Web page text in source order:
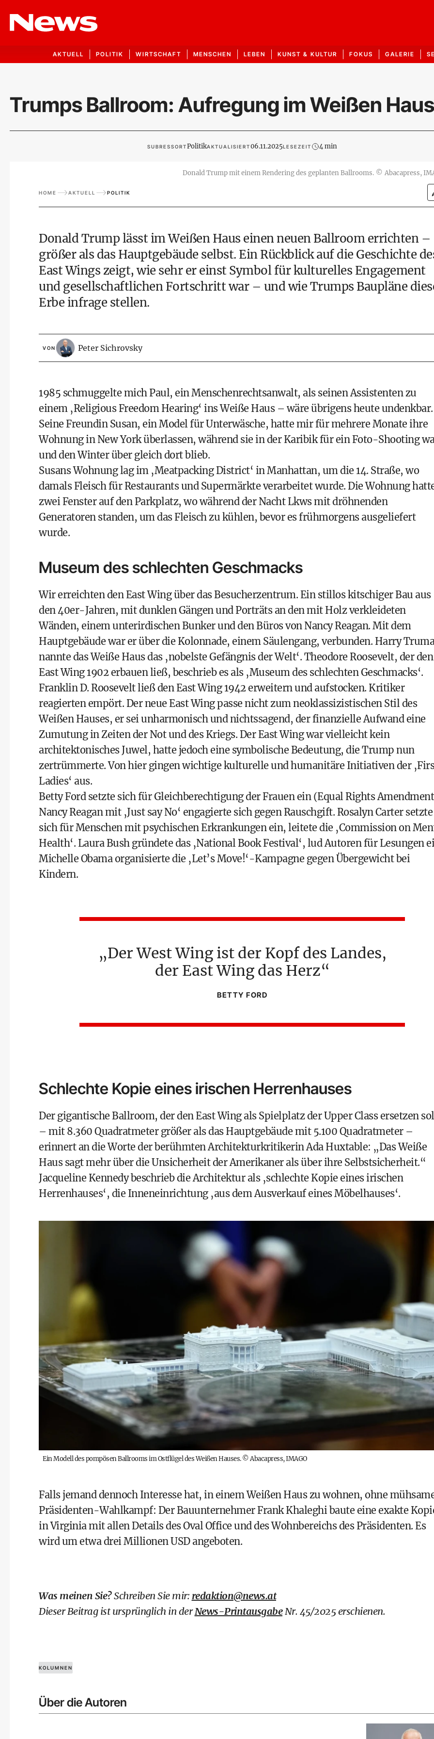
AKTUELL POLITIK WIRTSCHAFT MENSCHEN LEBEN KUNST & KULTUR FOKUS GALERIE
Trumps Ballroom: Aufregung im Weißen Haus
SUBRESSORTPolitikAKTUALISIERT06.11.2025LESEZEIT 4 min
Donald Trump mit einem Rendering des geplanten Ballrooms. © Abacapress,
HOME AKTUELL POLITIK
Donald Trump lässt im Weißen Haus einen neuen Ballroom errichten –
größer als das Hauptgebäude selbst. Ein Rückblick auf die Geschichte
East Wings zeigt, wie sehr er einst Symbol für kulturelles Engagement
und gesellschaftlichen Fortschritt war – und wie Trumps Baupläne
Erbe infrage stellen.
VON Peter Sichrovsky
1985 schmuggelte mich Paul, ein Menschenrechtsanwalt, als seinen Assistenten zu
einem ‚Religious Freedom Hearing‘ ins Weiße Haus – wäre übrigens heute undenkbar.
Seine Freundin Susan, ein Model für Unterwäsche, hatte mir für mehrere Monate ihre
Wohnung in New York überlassen, während sie in der Karibik für ein Foto-Shooting
und den Winter über gleich dort blieb.
Susans Wohnung lag im ‚Meatpacking District‘ in Manhattan, um die 14. Straße, wo
damals Fleisch für Restaurants und Supermärkte verarbeitet wurde. Die Wohnung
zwei Fenster auf den Parkplatz, wo während der Nacht Lkws mit dröhnenden
Generatoren standen, um das Fleisch zu kühlen, bevor es frühmorgens ausgeliefert
wurde.
Museum des schlechten Geschmacks
Wir erreichten den East Wing über das Besucherzentrum. Ein stillos kitschiger Bau aus
den 40er-Jahren, mit dunklen Gängen und Porträts an den mit Holz verkleideten
Wänden, einem unterirdischen Bunker und den Büros von Nancy Reagan. Mit dem
Hauptgebäude war er über die Kolonnade, einem Säulengang, verbunden. Harry
nannte das Weiße Haus das ‚nobelste Gefängnis der Welt‘. Theodore Roosevelt, der den
East Wing 1902 erbauen ließ, beschrieb es als ‚Museum des schlechten Geschmacks‘.
Franklin D. Roosevelt ließ den East Wing 1942 erweitern und aufstocken. Kritiker
reagierten empört. Der neue East Wing passe nicht zum neoklassizistischen Stil des
Weißen Hauses, er sei unharmonisch und nichtssagend, der finanzielle Aufwand eine
Zumutung in Zeiten der Not und des Kriegs. Der East Wing war vielleicht kein
architektonisches Juwel, hatte jedoch eine symbolische Bedeutung, die Trump nun
zertrümmerte. Von hier gingen wichtige kulturelle und humanitäre Initiativen der
Ladies‘ aus.
Betty Ford setzte sich für Gleichberechtigung der Frauen ein (Equal Rights
Nancy Reagan mit ‚Just say No‘ engagierte sich gegen Rauschgift. Rosalyn Carter setzte
sich für Menschen mit psychischen Erkrankungen ein, leitete die ‚Commission on
Health‘. Laura Bush gründete das ‚National Book Festival‘, lud Autoren für Lesungen
Michelle Obama organisierte die ‚Let’s Move!‘-Kampagne gegen Übergewicht bei
Kindern.
Der West Wing ist der Kopf des Landes,
der East Wing das Herz
BETTY FORD
Schlechte Kopie eines irischen Herrenhauses
Der gigantische Ballroom, der den East Wing als Spielplatz der Upper Class ersetzen
– mit 8.360 Quadratmeter größer als das Hauptgebäude mit 5.100 Quadratmeter –
erinnert an die Worte der berühmten Architekturkritikerin Ada Huxtable: „Das Weiße
Haus sagt mehr über die Unsicherheit der Amerikaner als über ihre Selbstsicherheit.“
Jacqueline Kennedy beschrieb die Architektur als ‚schlechte Kopie eines irischen
Herrenhauses‘, die Inneneinrichtung ‚aus dem Ausverkauf eines Möbelhauses‘.
Ein Modell des pompösen Ballrooms im Ostflügel des Weißen Hauses.©Abacapress, IMAGO
Falls jemand dennoch Interesse hat, in einem Weißen Haus zu wohnen, ohne
Präsidenten-Wahlkampf: Der Bauunternehmer Frank Khaleghi baute eine exakte
in Virginia mit allen Details des Oval Office und des Wohnbereichs des Präsidenten. Es
wird um etwa drei Millionen USD angeboten.
Was meinen Sie?Schreiben Sie mir: redaktion@news.at
Dieser Beitrag ist ursprünglich in derNews-PrintausgabeNr. 45/2025 erschienen.
KOLUMNEN
Über die Autoren